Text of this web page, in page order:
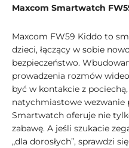
Maxcom Smartwatch
Maxcom FW59 Kiddo to
dzieci, łączący w sobie
bezpieczeństwo.
prowadzenia rozmów
być w kontakcie z
natychmiastowe wezwanie
Smartwatch oferuje nie
zabawę. A jeśli szukacie
„dla dorosłych”, sprawdzi